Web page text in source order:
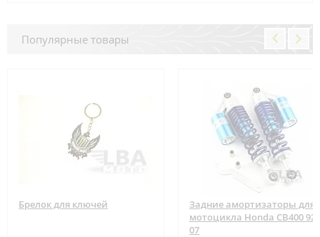
Популярные товары
Брелок для ключей
Задние амортизаторы для
мотоцикла Honda CB400 92-
07